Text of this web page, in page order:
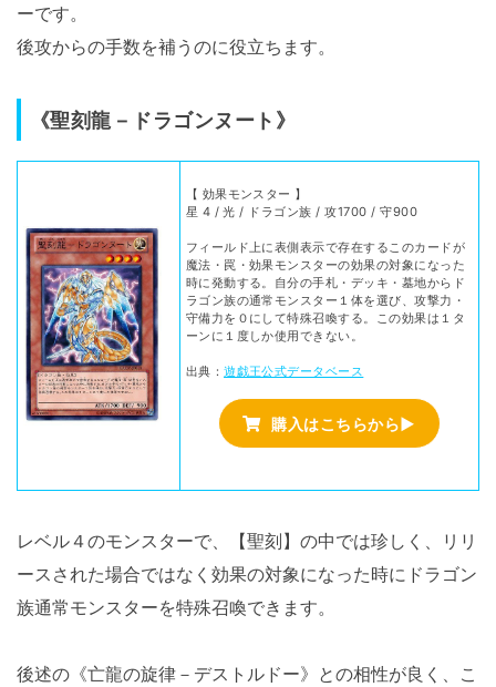
ーです。
後攻からの手数を補うのに役立ちます。
《聖刻龍－ドラゴンヌート》
【 効果モンスター 】
星 4 / 光 / ドラゴン族 / 攻1700 / 守900
フィールド上に表側表示で存在するこのカードが
魔法・罠・効果モンスターの効果の対象になった
時に発動する。自分の手札・デッキ・墓地からド
ラゴン族の通常モンスター１体を選び、攻撃力・
守備力を０にして特殊召喚する。この効果は１タ
ーンに１度しか使用できない。
出典：遊戯王公式データベース
購入はこちらから▶
レベル４のモンスターで、【聖刻】の中では珍しく、リリ
ースされた場合ではなく効果の対象になった時にドラゴン
族通常モンスターを特殊召喚できます。
後述の《亡龍の旋律－デストルドー》との相性が良く、こ